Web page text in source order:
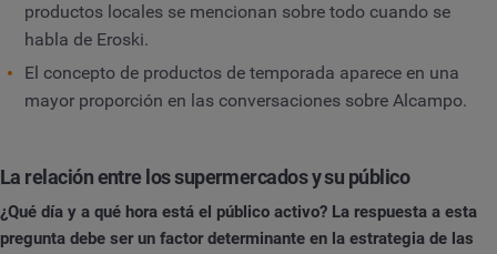
productos locales se mencionan sobre todo cuando se
habla de Eroski.
El concepto de productos de temporada aparece en una
mayor proporción en las conversaciones sobre Alcampo.
La relación entre los supermercados y su público
¿Qué día y a qué hora está el público activo? La respuesta a esta
pregunta debe ser un factor determinante en la estrategia de las